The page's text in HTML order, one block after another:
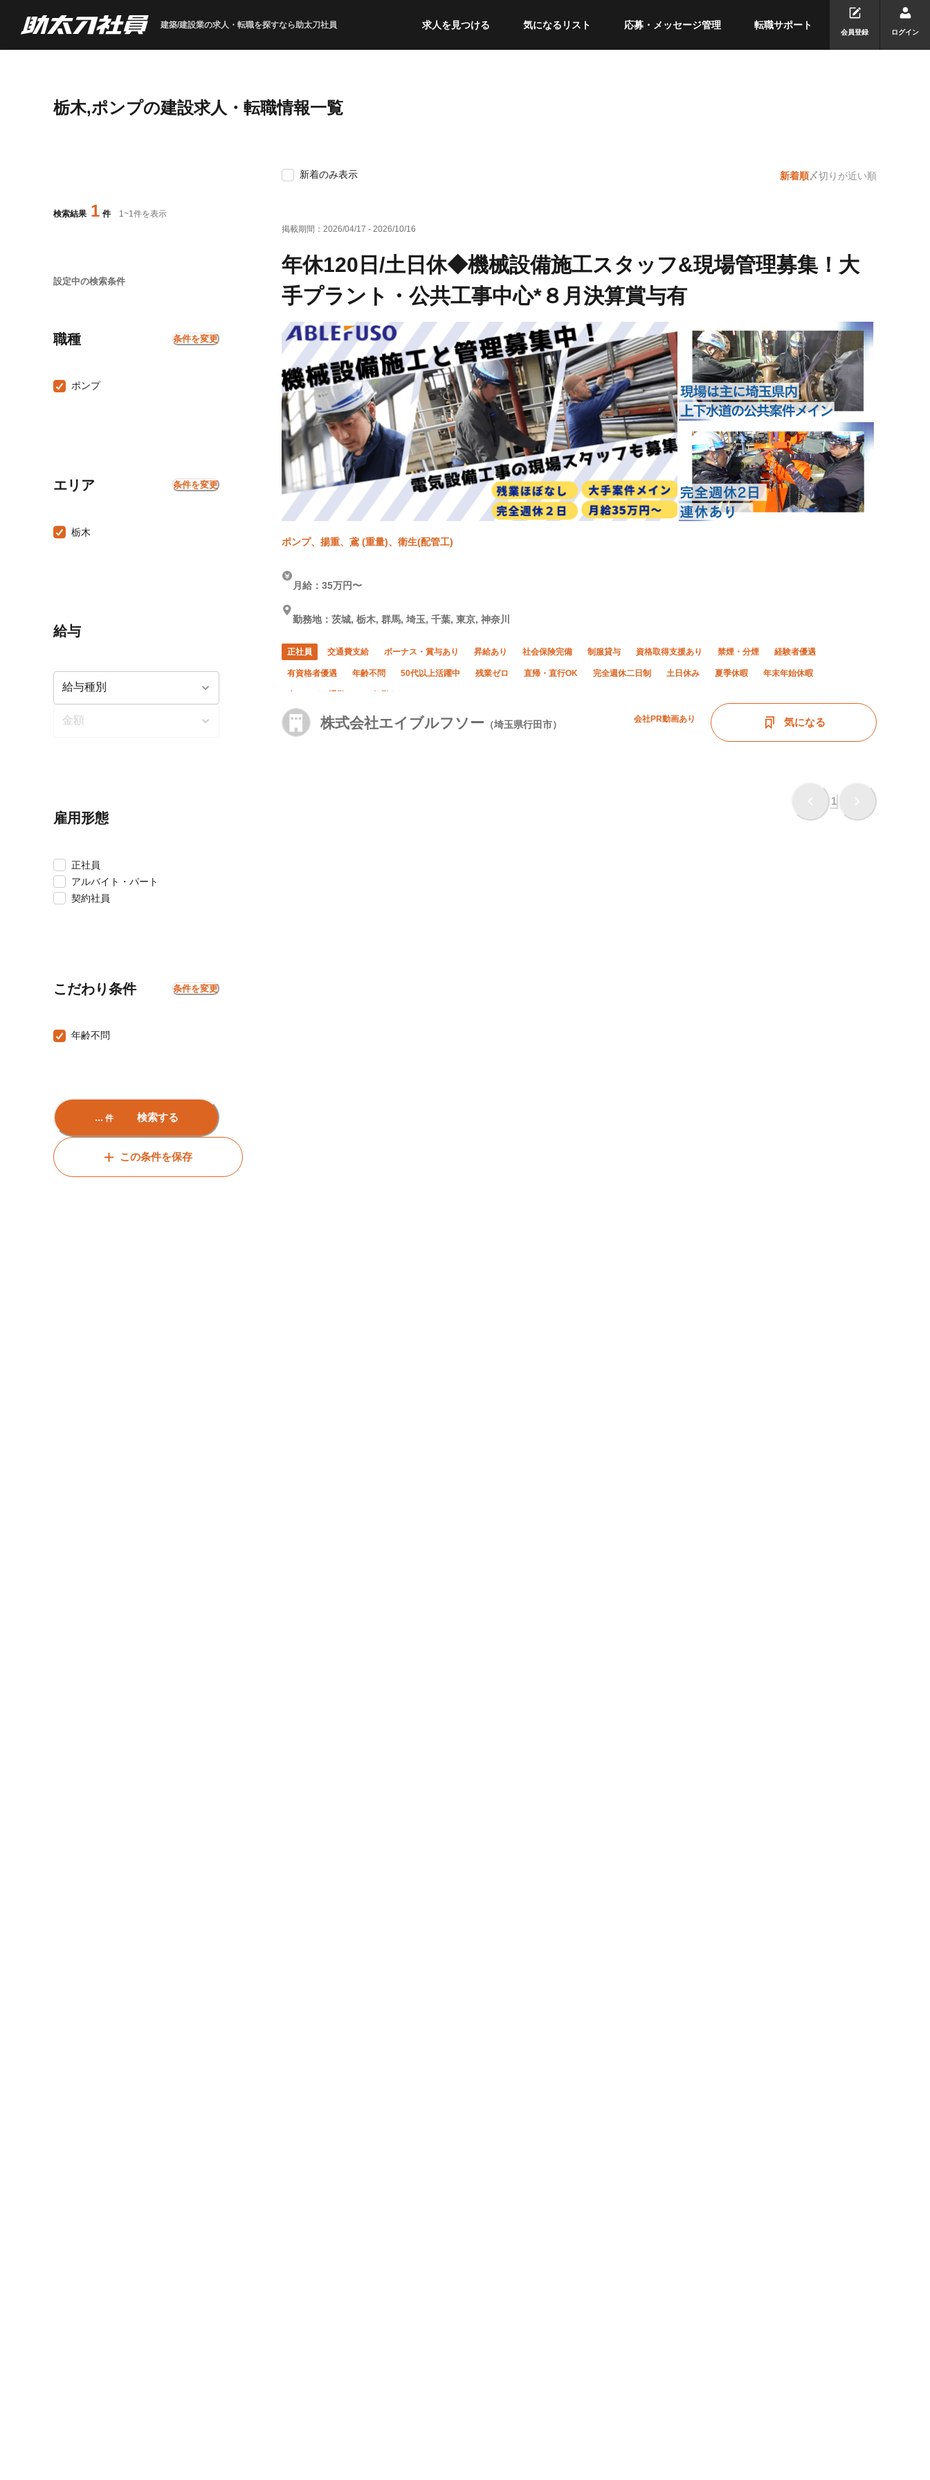
建築/建設業の求人・転職を探すなら助太刀社員 求人を見つける 気になるリスト 応募・メッセージ管理 転職サポート
会員登録 ログイン
栃木,ポンプの建設求人・転職情報一覧
検索結果 1 件 1~1件を表示
設定中の検索条件
職種 条件を変更
ポンプ
エリア 条件を変更
栃木
給与
雇用形態
正社員
アルバイト・パート
契約社員
こだわり条件 条件を変更
年齢不問
... 件 検索する
この条件を保存
新着のみ表示 新着順〆切りが近い順
掲載期間： 2026/04/17 - 2026/10/16
ポンプ、揚重、鳶 (重量)、衛生(配管工)
年休120日/土日休◆機械設備施工スタッフ&現場管理募集！⼤
⼿プラント・公共工事中心*８月決算賞与有
株式会社エイブルフソー （埼玉県行田市） 会社PR動画あり
月給：35万円〜
勤務地：茨城, 栃木, 群馬, 埼玉, 千葉, 東京, 神奈川
正社員 交通費支給 ボーナス・賞与あり 昇給あり 社会保険完備 制服貸与 資格取得支援あり 禁煙・分煙 経験者優遇
有資格者優遇 年齢不問 50代以上活躍中 残業ゼロ 直帰・直行OK 完全週休二日制 土日休み 夏季休暇 年末年始休暇
気になる
1